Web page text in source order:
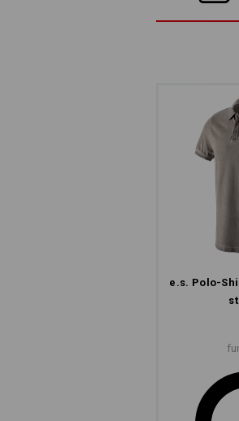
e.s. Polo-